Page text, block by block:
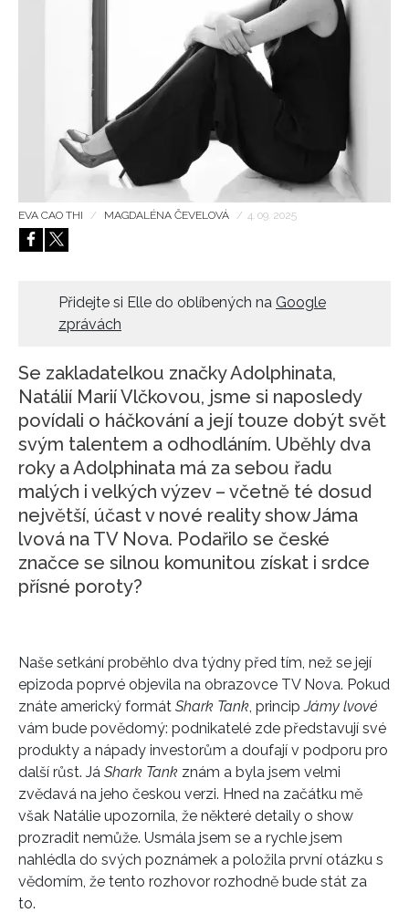
EVA CAO THI / MAGDALÉNA ČEVELOVÁ / 4. 09. 2025
Přidejte si Elle do oblíbených na Google
zprávách
Se zakladatelkou značky Adolphinata,
Natálií Marií Vlčkovou, jsme si naposledy
povídali o háčkování a její touze dobýt svět
svým talentem a odhodláním. Uběhly dva
roky a Adolphinata má za sebou řadu
malých i velkých výzev – včetně té dosud
největší, účast v nové reality show Jáma
lvová na TV Nova. Podařilo se české
značce se silnou komunitou získat i srdce
přísné poroty?
Naše setkání proběhlo dva týdny před tím, než se její
epizoda poprvé objevila na obrazovce TV Nova. Pokud
znáte americký formát Shark Tank , principJámy lvové
vám bude povědomý: podnikatelé zde představují své
produkty a nápady investorům a doufají v podporu pro
další růst. Já Shark Tank znám a byla jsem velmi
zvědavá na jeho českou verzi. Hned na začátku mě
však Natálie upozornila, že některé detaily o show
prozradit nemůže. Usmála jsem se a rychle jsem
nahlédla do svých poznámek a položila první otázku s
vědomím, že tento rozhovor rozhodně bude stát za
to.